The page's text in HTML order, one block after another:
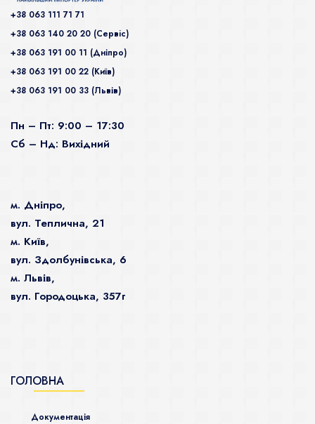
+38 063 111 71 71
+38 063 140 20 20 (Сервiс)
+38 063 191 00 11 (Дніпро)
+38 063 191 00 22 (Київ)
+38 063 191 00 33 (Львів)
Пн – Пт: 9:00 – 17:30
Сб – Нд: Вихідний
м. Дніпро,
вул. Теплична, 21
м. Київ,
вул. Здолбунівська, 6
м. Львів,
вул. Городоцька, 357г
ГОЛОВНА
Документація